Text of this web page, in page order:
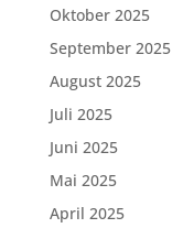
Oktober 2025
September 2025
August 2025
Juli 2025
Juni 2025
Mai 2025
April 2025